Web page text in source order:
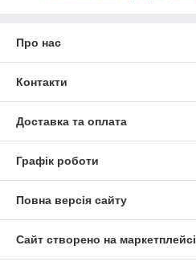
Про нас
Контакти
Доставка та оплата
Графік роботи
Повна версія сайту
Сайт створено на маркетплейсі